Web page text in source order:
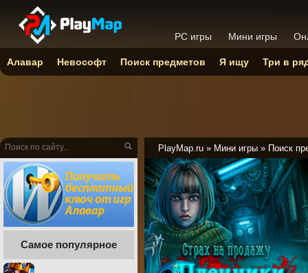
PlayMap.ru » Мини игры » Поиск
Самое популярное
PC игры Мини игры
Алавар Невософт Поиск предметов Я ищу Три в